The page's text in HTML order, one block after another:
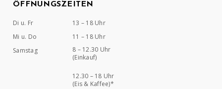
ÖFFNUNGSZEITEN
Di u. Fr
13 – 18 Uhr
Mi u. Do
11 – 18 Uhr
Samstag
8 – 12.30 Uhr
(Einkauf)
12.30 – 18 Uhr
(Eis & Kaffee)*